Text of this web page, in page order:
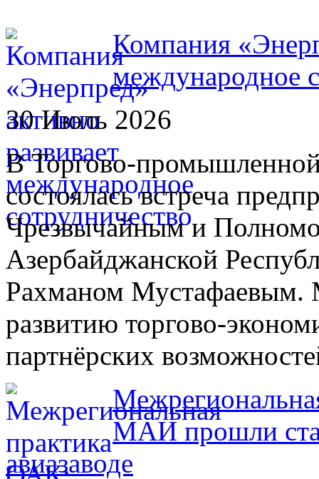
Компания
международное
30 Июль 2026
В Торгово-
состоялась встреча
Чрезвычайным и
Азербайджанской
Рахманом Мустафаевым.
развитию торгово-
партнёрских
МАИ прошли
авиазаводе